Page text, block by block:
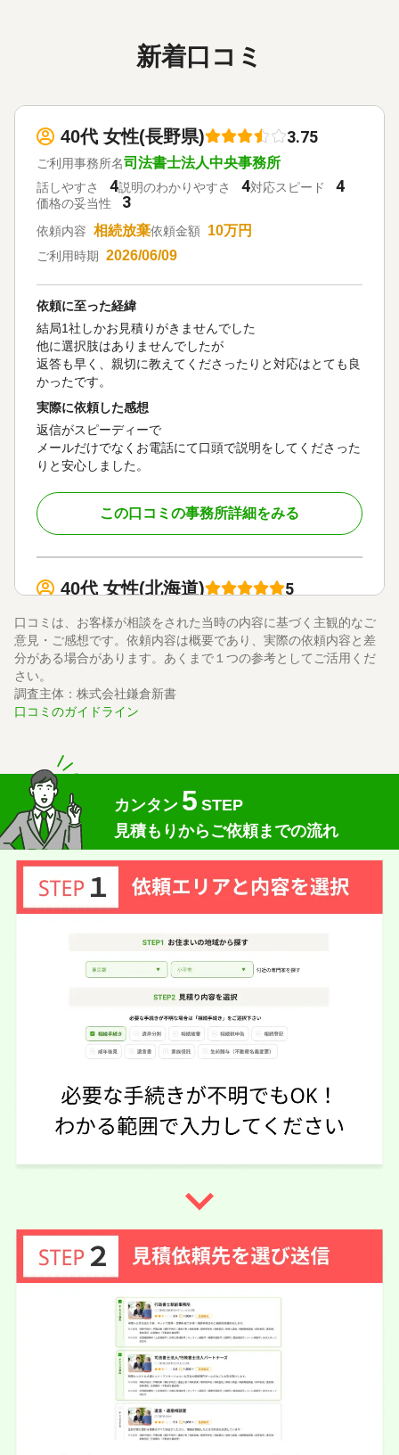
新着口コミ
40代 女性(長野県) 3.75
ご利用事務所名司法書士法人中央事務所
話しやすさ 4説明のわかりやすさ 4対応スピード 4
価格の妥当性 3
依頼内容 相続放棄依頼金額 10万円
ご利用時期 2026/06/09
依頼に至った経緯
結局1社しかお見積りがきませんでした
他に選択肢はありませんでしたが
返答も早く、親切に教えてくださったりと対応はとても良
かったです。
実際に依頼した感想
返信がスピーディーで
メールだけでなくお電話にて口頭で説明をしてくださった
りと安心しました。
この口コミの事務所詳細をみる
40代 女性(北海道) 5
ご利用事務所名 法務テーラー司法書士事務所
話しやすさ 5 説明のわかりやすさ 5 対応スピード 5
価格の妥当性 5
依頼内容
ご利用時期 2026/06/12
依頼に至った経緯
突然、叔父の相続放棄手続きが必要になり
相談しました。
とても丁寧に説明してくれて、親身になって話を聞いてく
れました。
実際に依頼した感想
メールでのやりとりでしたが、すぐ返信がきて相談の日に
ちなどスムーズに決まりました。
この口コミの事務所詳細をみる
50代 女性(東京都)
ご利用事務所名 司法書士みその法務事務所
価格の妥当性 5
依頼内容 相続登記依頼金額 10万円
亡くなった父が相続登記で3社紹介して頂きました。今回
選んだ法務事務所は、費用もお安かったし、分かり易く説
明もして頂いたので選びました。
実際に依頼した感想
とても感じの良い先生で、相続人の母が近々入院する予定
である事を伝えたら、面談なしで電話確認のみでの相続登
記手続きをして頂ける事になりました。母に無理させられ
なかったので大変助かりました。
この口コミの事務所詳細をみる
口コミは、お客様が相談をされた当時の内容に基づく主観的なご
意見・ご感想です。依頼内容は概要であり、実際の依頼内容と差
分がある場合があります。あくまで１つの参考としてご活用くだ
さい。
調査主体：株式会社鎌倉新書
口コミのガイドライン
カンタン 5 STEP
見積もりからご依頼までの流れ
navigate_next